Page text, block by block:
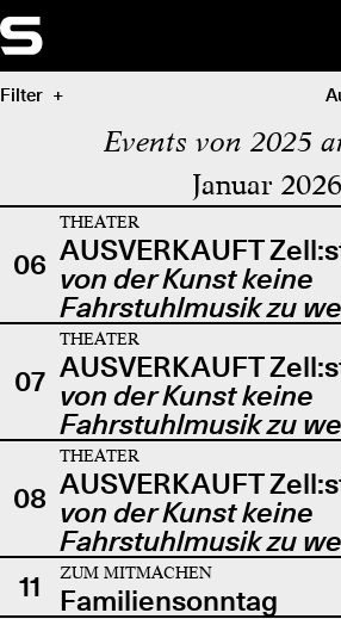
Filter
Events von 2025
Januar 2026
06
THEATER
AUSVERKAUFT
von der Kunst keine
Fahrstuhlmusik zu
07
THEATER
AUSVERKAUFT
von der Kunst keine
Fahrstuhlmusik zu
08
THEATER
AUSVERKAUFT
von der Kunst keine
Fahrstuhlmusik zu
11
ZUM MITMACHEN
Familiensonntag